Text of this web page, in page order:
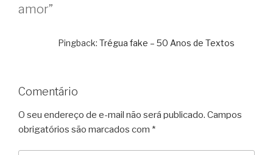
amor”
Pingback: Trégua fake – 50 Anos de Textos
Comentário
O seu endereço de e-mail não será publicado. Campos
obrigatórios são marcados com *